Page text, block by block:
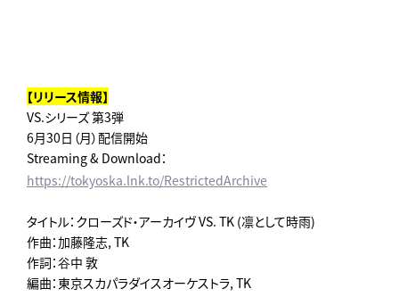
【リリース情報】
VS.シリーズ 第3弾
6月30日（月）配信開始
Streaming & Download：
https://tokyoska.lnk.to/RestrictedArchive
タイトル：クローズド・アーカイヴ VS. TK (凛として時雨)
作曲：加藤隆志, TK
作詞：谷中 敦
編曲：東京スカパラダイスオーケストラ, TK